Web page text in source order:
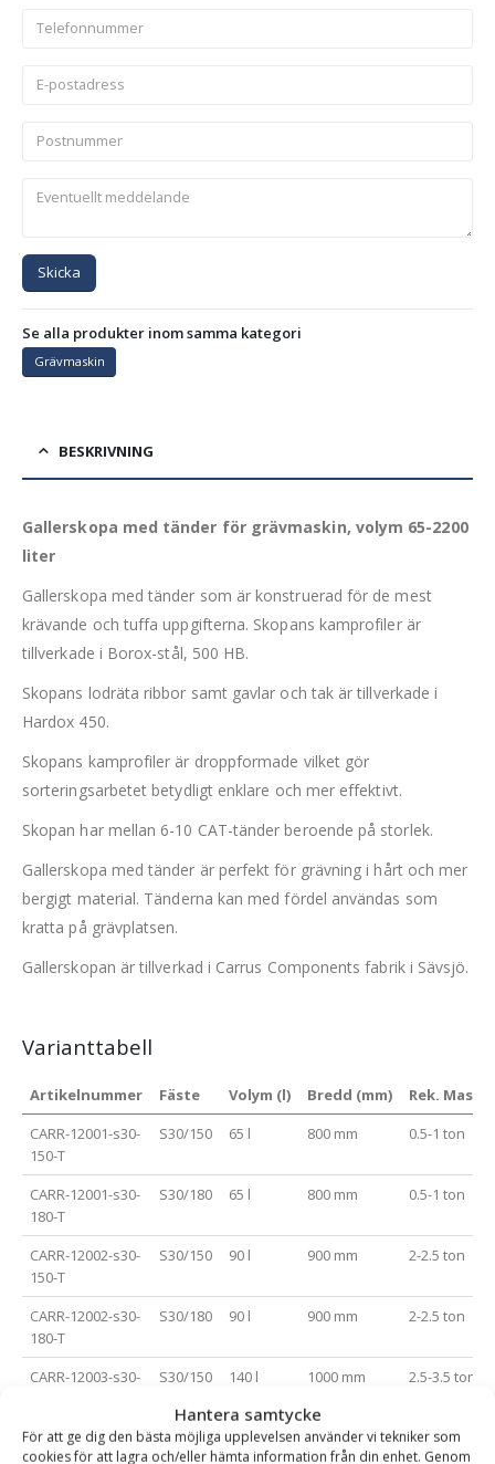
Hantera samtycke
För att ge dig den bästa möjliga upplevelsen använder vi tekniker som
cookies för att lagra och/eller hämta information från din enhet. Genom
Skicka
Se alla produkter inom samma kategori
Grävmaskin
BESKRIVNING
Gallerskopa med tänder för grävmaskin, volym 65-2200
liter
Gallerskopa med tänder som är konstruerad för de mest
krävande och tuffa uppgifterna. Skopans kamprofiler är
tillverkade i Borox-stål, 500 HB.
Skopans lodräta ribbor samt gavlar och tak är tillverkade i
Hardox 450.
Skopans kamprofiler är droppformade vilket gör
sorteringsarbetet betydligt enklare och mer effektivt.
Skopan har mellan 6-10 CAT-tänder beroende på storlek.
Gallerskopa med tänder är perfekt för grävning i hårt och mer
bergigt material. Tänderna kan med fördel användas som
kratta på grävplatsen.
Gallerskopan är tillverkad i Carrus Components fabrik i Sävsjö.
Varianttabell
Artikelnummer Fäste Volym (l) Bredd (mm)
Rek.
CARR-12001-s30-
150-T
S30/150 65 l 800 mm 0.5-1 ton
CARR-12001-s30-
180-T
S30/180 65 l 800 mm 0.5-1 ton
CARR-12002-s30-
150-T
S30/150 90 l 900 mm 2-2.5 ton
CARR-12002-s30-
180-T
S30/180 90 l 900 mm 2-2.5 ton
CARR-12003-s30-
S30/150 140 l 1000 mm 2.5-3.5 ton
CARR-12003-s30-
180-T
S30/180 140 l 1000 mm 2.5-3.5 ton